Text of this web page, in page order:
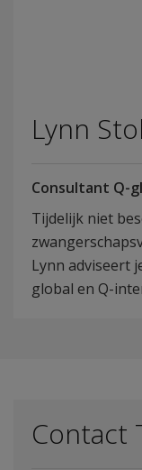
Lynn
Consultant Q-
Tijdelijk niet
Lynn adviseert
global en Q-
Contact